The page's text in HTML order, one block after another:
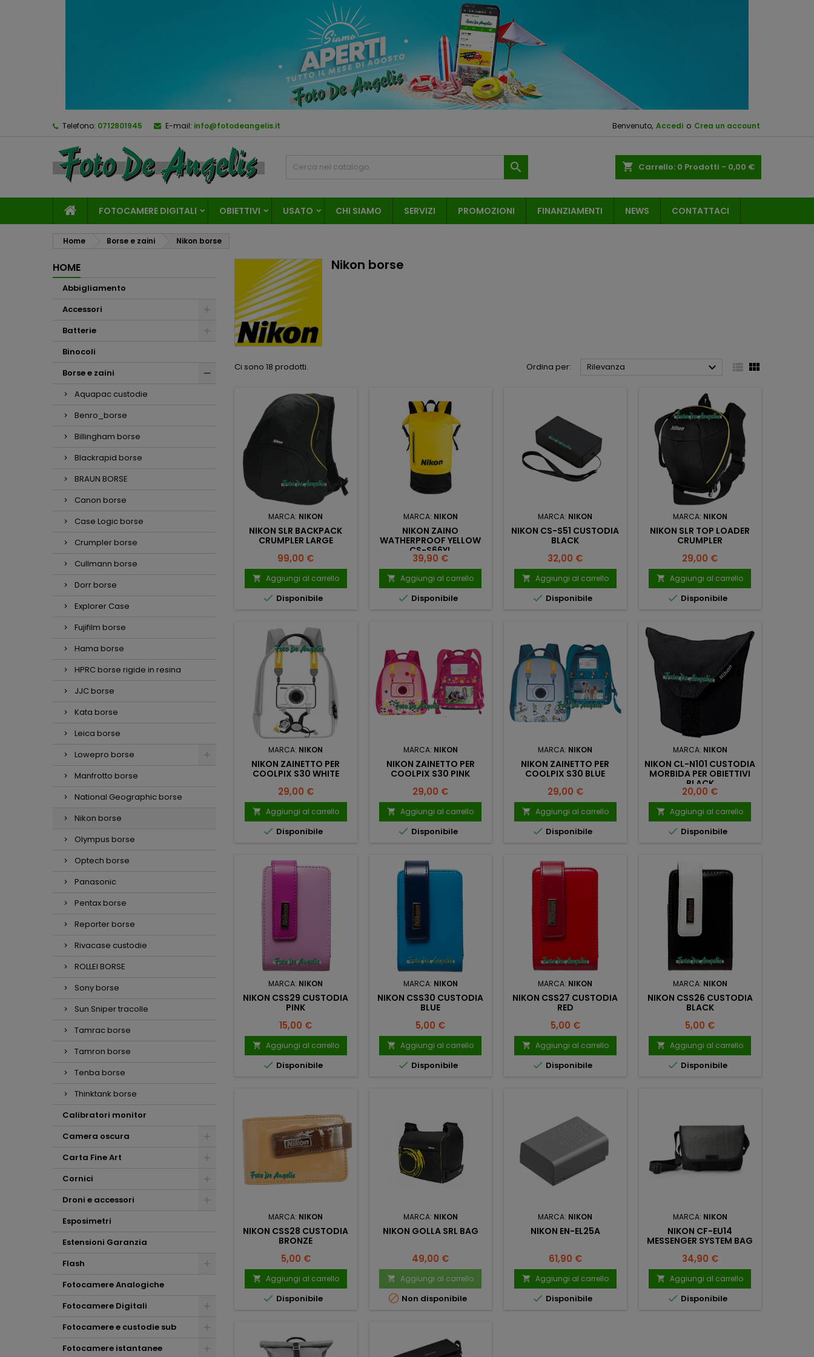
Telefono: 0712801945 E-mail: info@fotodeangelis.it Benvenuto, Accedi o Crea un account
shopping_cart Carrello: 0 Prodotti - 0,00 €

FOTOCAMERE DIGITALI OBIETTIVI USATO CHI SIAMO SERVIZI PROMOZIONI FINANZIAMENTI NEWS CONTATTACI
Home Borse e zaini Nikon borse
HOME
Abbigliamento
Accessori
Batterie
Binocoli
Borse e zaini
Aquapac custodie
Benro_borse
Billingham borse
Blackrapid borse
BRAUN BORSE
Canon borse
Case Logic borse
Crumpler borse
Cullmann borse
Dorr borse
Explorer Case
Fujifilm borse
Hama borse
HPRC borse rigide in resina
JJC borse
Kata borse
Leica borse
Lowepro borse
Manfrotto borse
National Geographic borse
Nikon borse
Olympus borse
Optech borse
Panasonic
Pentax borse
Reporter borse
Rivacase custodie
ROLLEI BORSE
Sony borse
Sun Sniper tracolle
Tamrac borse
Tamron borse
Tenba borse
Thinktank borse
Calibratori monitor
Camera oscura
Carta Fine Art
Cornici
Droni e accessori
Esposimetri
Estensioni Garanzia
Flash
Fotocamere Analogiche
Fotocamere Digitali
Fotocamere e custodie sub
Fotocamere istantanee
Nikon borse
Ci sono 18 prodotti. Ordina per: Rilevanza   
MARCA: NIKON
NIKON SLR BACKPACK
CRUMPLER LARGE
Prezzo
99,00 €
 Aggiungi al carrello
 Disponibile
MARCA: NIKON
NIKON ZAINO
WATHERPROOF YELLOW
CS-S66YL
Prezzo
39,90 €
 Aggiungi al carrello
 Disponibile
MARCA: NIKON
NIKON CS-S51 CUSTODIA
BLACK
Prezzo
32,00 €
 Aggiungi al carrello
 Disponibile
MARCA: NIKON
NIKON SLR TOP LOADER
CRUMPLER
Prezzo
29,00 €
 Aggiungi al carrello
 Disponibile
MARCA: NIKON
NIKON ZAINETTO PER
COOLPIX S30 WHITE
Prezzo
29,00 €
 Aggiungi al carrello
 Disponibile
MARCA: NIKON
NIKON ZAINETTO PER
COOLPIX S30 PINK
Prezzo
29,00 €
 Aggiungi al carrello
 Disponibile
MARCA: NIKON
NIKON ZAINETTO PER
COOLPIX S30 BLUE
Prezzo
29,00 €
 Aggiungi al carrello
 Disponibile
MARCA: NIKON
NIKON CL-N101 CUSTODIA
MORBIDA PER OBIETTIVI
BLACK
Prezzo
20,00 €
 Aggiungi al carrello
 Disponibile
MARCA: NIKON
NIKON CSS29 CUSTODIA
PINK
Prezzo
15,00 €
 Aggiungi al carrello
 Disponibile
MARCA: NIKON
NIKON CSS30 CUSTODIA
BLUE
Prezzo
5,00 €
 Aggiungi al carrello
 Disponibile
MARCA: NIKON
NIKON CSS27 CUSTODIA
RED
Prezzo
5,00 €
 Aggiungi al carrello
 Disponibile
MARCA: NIKON
NIKON CSS26 CUSTODIA
BLACK
Prezzo
5,00 €
 Aggiungi al carrello
 Disponibile
MARCA: NIKON
NIKON CSS28 CUSTODIA
BRONZE
Prezzo
5,00 €
 Aggiungi al carrello
 Disponibile
MARCA: NIKON
NIKON GOLLA SRL BAG
Prezzo
49,00 €
 Aggiungi al carrello
 Non disponibile
MARCA: NIKON
NIKON EN-EL25A
Prezzo
61,90 €
 Aggiungi al carrello
 Disponibile
MARCA: NIKON
NIKON CF-EU14
MESSENGER SYSTEM BAG
Prezzo
34,90 €
 Aggiungi al carrello
 Disponibile